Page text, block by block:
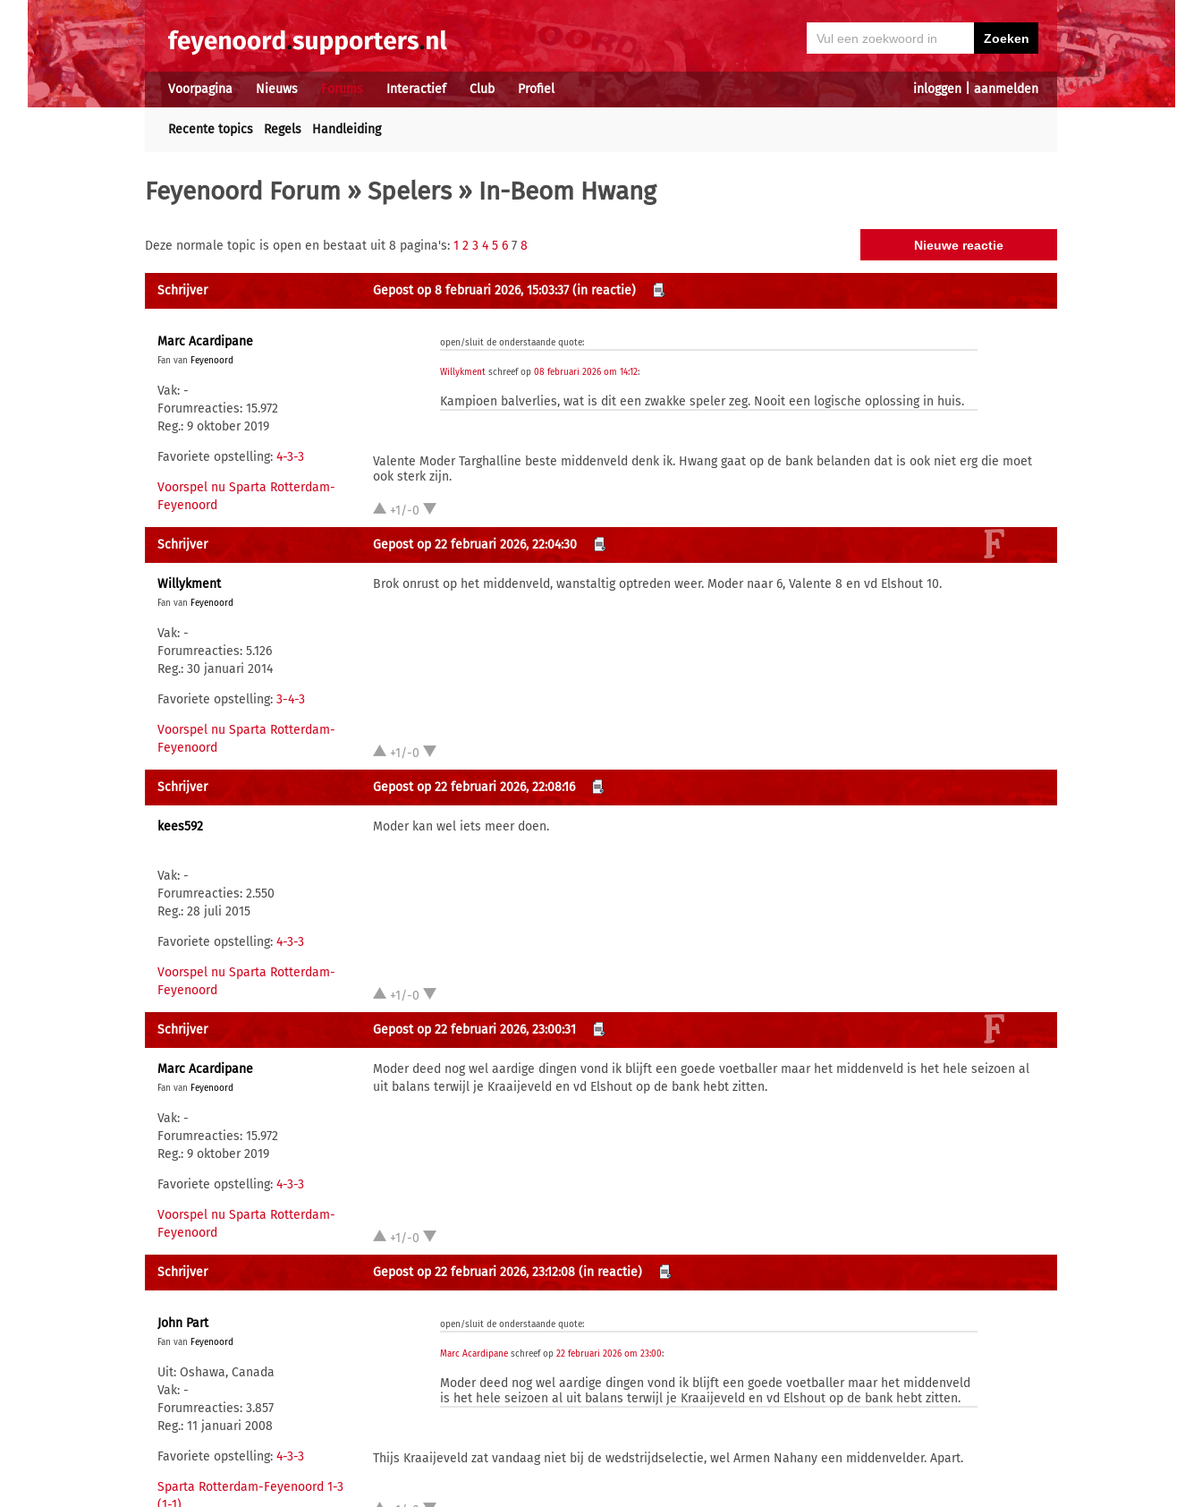
inloggen aanmelden
Voorpagina Nieuws Forums Interactief Club Profiel
Recente topics Regels Handleiding
Feyenoord Forum » Spelers» In-Beom Hwang
Deze normale topic is open en bestaat uit 8 pagina's: 1 2 3 4 5 6 7 8
Schrijver Gepost op 8 februari 2026, 15:03:37 (in reactie)
Marc Acardipane
Fan van Feyenoord
Vak: -
Forumreacties: 15.972
Reg.: 9 oktober 2019
Favoriete opstelling: 4-3-3
Voorspel nu Sparta Rotterdam-
Feyenoord
open/sluit de onderstaande quote:
Willykment schreef op08 februari 2026 om 14:12:
Kampioen balverlies, wat is dit een zwakke speler zeg. Nooit een logische oplossing in huis.
Valente Moder Targhalline beste middenveld denk ik. Hwang gaat op de bank belanden dat is ook niet erg die moet
ook sterk zijn.
+1/-0
Schrijver Gepost op 22 februari 2026, 22:04:30
Willykment
Fan van Feyenoord
Vak: -
Forumreacties: 5.126
Reg.: 30 januari 2014
Favoriete opstelling: 3-4-3
Voorspel nu Sparta Rotterdam-
Feyenoord
Brok onrust op het middenveld, wanstaltig optreden weer. Moder naar 6, Valente 8 en vd Elshout 10.
+1/-0
Schrijver Gepost op 22 februari 2026, 22:08:16
kees592
Vak: -
Forumreacties: 2.550
Reg.: 28 juli 2015
Favoriete opstelling: 4-3-3
Voorspel nu Sparta Rotterdam-
Feyenoord
Moder kan wel iets meer doen.
+1/-0
Schrijver Gepost op 22 februari 2026, 23:00:31
Marc Acardipane
Fan van Feyenoord
Vak: -
Forumreacties: 15.972
Reg.: 9 oktober 2019
Favoriete opstelling: 4-3-3
Voorspel nu Sparta Rotterdam-
Feyenoord
Moder deed nog wel aardige dingen vond ik blijft een goede voetballer maar het middenveld is het hele seizoen al
uit balans terwijl je Kraaijeveld en vd Elshout op de bank hebt zitten.
+1/-0
Schrijver Gepost op 22 februari 2026, 23:12:08 (in reactie)
John Part
Fan van Feyenoord
Uit: Oshawa, Canada
Vak: -
Forumreacties: 3.857
Reg.: 11 januari 2008
Favoriete opstelling: 4-3-3
Sparta Rotterdam-Feyenoord 1-3
open/sluit de onderstaande quote:
Marc Acardipane schreef op22 februari 2026 om 23:00:
Moder deed nog wel aardige dingen vond ik blijft een goede voetballer maar het middenveld
is het hele seizoen al uit balans terwijl je Kraaijeveld en vd Elshout op de bank hebt zitten.
Thijs Kraaijeveld zat vandaag niet bij de wedstrijdselectie, wel Armen Nahany een middenvelder. Apart.